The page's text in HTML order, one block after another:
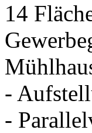
14
-
-